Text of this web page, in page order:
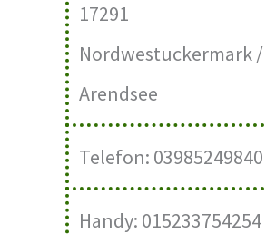
17291
Nordwestuckermark /
Arendsee
Telefon: 03985249840
Handy: 015233754254